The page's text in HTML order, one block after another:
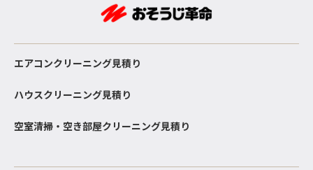
エアコンクリーニング見積り
ハウスクリーニング見積り
空室清掃・空き部屋クリーニング見積り